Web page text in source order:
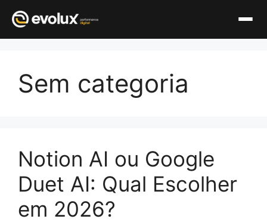
conteúdo
Sem categoria
Notion AI ou Google
Duet AI: Qual Escolher
em 2026?